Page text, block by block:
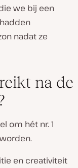
we bij een
nadat ze
na de
om hét nr. 1
en creativiteit